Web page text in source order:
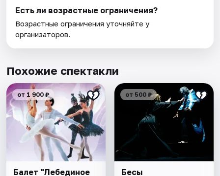
Есть ли возрастные ограничения?
Возрастные ограничения уточняйте у
организаторов.
Похожие спектакли
от 1 900 ₽
Балет "Лебединое
от 500 ₽
Бесы